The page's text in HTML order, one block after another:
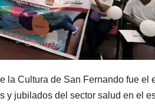
la Cultura de San Fernando fue el
y jubilados del sector salud en el